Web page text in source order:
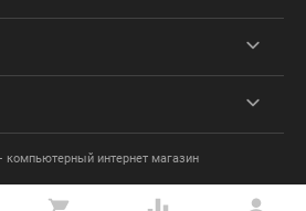
интернет магазин